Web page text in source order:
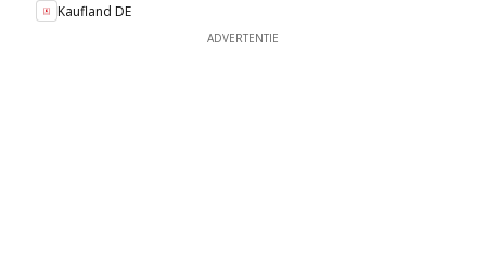
Kaufland DE
ADVERTENTIE